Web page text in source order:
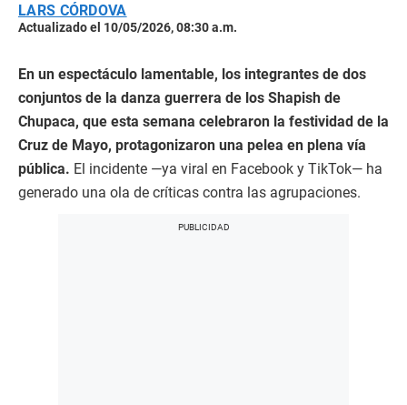
LARS CÓRDOVA
Actualizado el 10/05/2026, 08:30 a.m.
En un espectáculo lamentable, los integrantes de dos
conjuntos de la danza guerrera de los Shapish de
Chupaca, que esta semana celebraron la festividad de la
Cruz de Mayo, protagonizaron una pelea en plena vía
pública. El incidente —ya viral en Facebook y TikTok— ha
generado una ola de críticas contra las agrupaciones.